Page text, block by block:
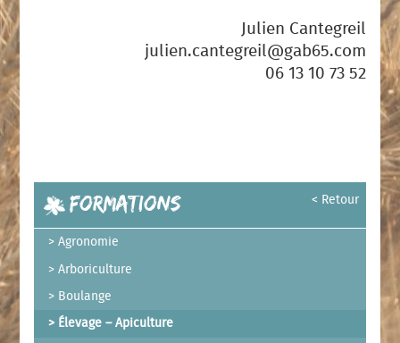
Julien Cantegreil
julien.cantegreil@gab65.com
06 13 10 73 52
< Retour
Formations
Agronomie
Arboriculture
Boulange
Élevage – Apiculture